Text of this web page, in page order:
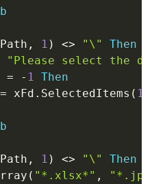
, 1 ) <> "\" Then
"Please select the
= - 1
Then
= xFd . SelectedItems ( 1
, 1 ) <> "\" Then
( "*.xlsx*" ,